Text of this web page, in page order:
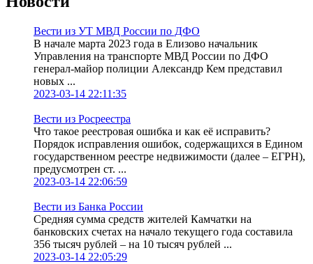
Вести из УТ МВД России по ДФО
В начале марта 2023 года в Елизово начальник
Управления на транспорте МВД России по ДФО
генерал-майор полиции Александр Кем представил
новых ...
2023-03-14 22:11:35
Вести из Росреестра
Что такое реестровая ошибка и как её исправить?
Порядок исправления ошибок, содержащихся в Едином
государственном реестре недвижимости (далее – ЕГРН),
предусмотрен ст. ...
2023-03-14 22:06:59
Вести из Банка России
Средняя сумма средств жителей Камчатки на
банковских счетах на начало текущего года составила
356 тысяч рублей – на 10 тысяч рублей ...
2023-03-14 22:05:29